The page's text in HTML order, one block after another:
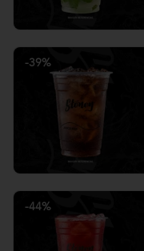
-39%
-44%